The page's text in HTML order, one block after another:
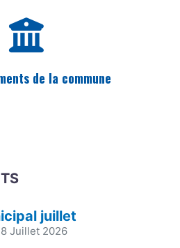
de la commune
juillet
Juillet 2026